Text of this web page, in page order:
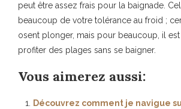
peut être assez frais pour la baignade.
beaucoup de votre tolérance au froid ;
osent plonger, mais pour beaucoup, il
profiter des plages sans se baigner.
Vous aimerez aussi:
Découvrez comment je navigue